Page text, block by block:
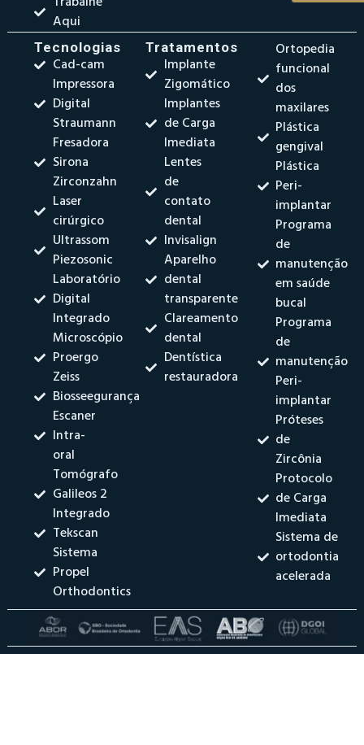
Aqui
Tecnologias
Cad-cam
Impressora
Digital
Straumann
Fresadora
Sirona
Zirconzahn
Laser
cirúrgico
Ultrassom
Piezosonic
Laboratório
Digital
Integrado
Microscópio
Proergo
Zeiss
Biosseegurança
Escaner
Intra-
oral
Tomógrafo
Galileos 2
Integrado
Tekscan
Sistema
Propel
Orthodontics
Tratamentos
Implante
Zigomático
Implantes
de Carga
Imediata
Lentes
de
contato
dental
Invisalign
Aparelho
dental
transparente
Clareamento
dental
Dentística
restauradora
Ortopedia
funcional
dos
maxilares
Plástica
gengival
Plástica
Peri-
implantar
Programa
de
manutenção
em saúde
bucal
Programa
de
manutenção
Peri-
implantar
Próteses
de
Zircônia
Protocolo
de Carga
Imediata
Sistema de
ortodontia
acelerada